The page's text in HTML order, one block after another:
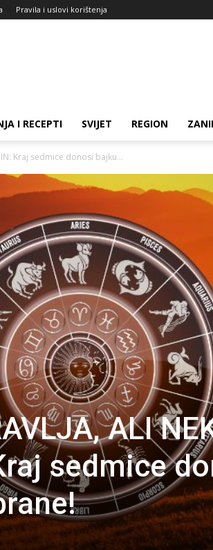
Pravila i uslovi korištenja
I RECEPTI SVIJET REGION
Kraj sedmice donosi bajku...
ALI
sedmice